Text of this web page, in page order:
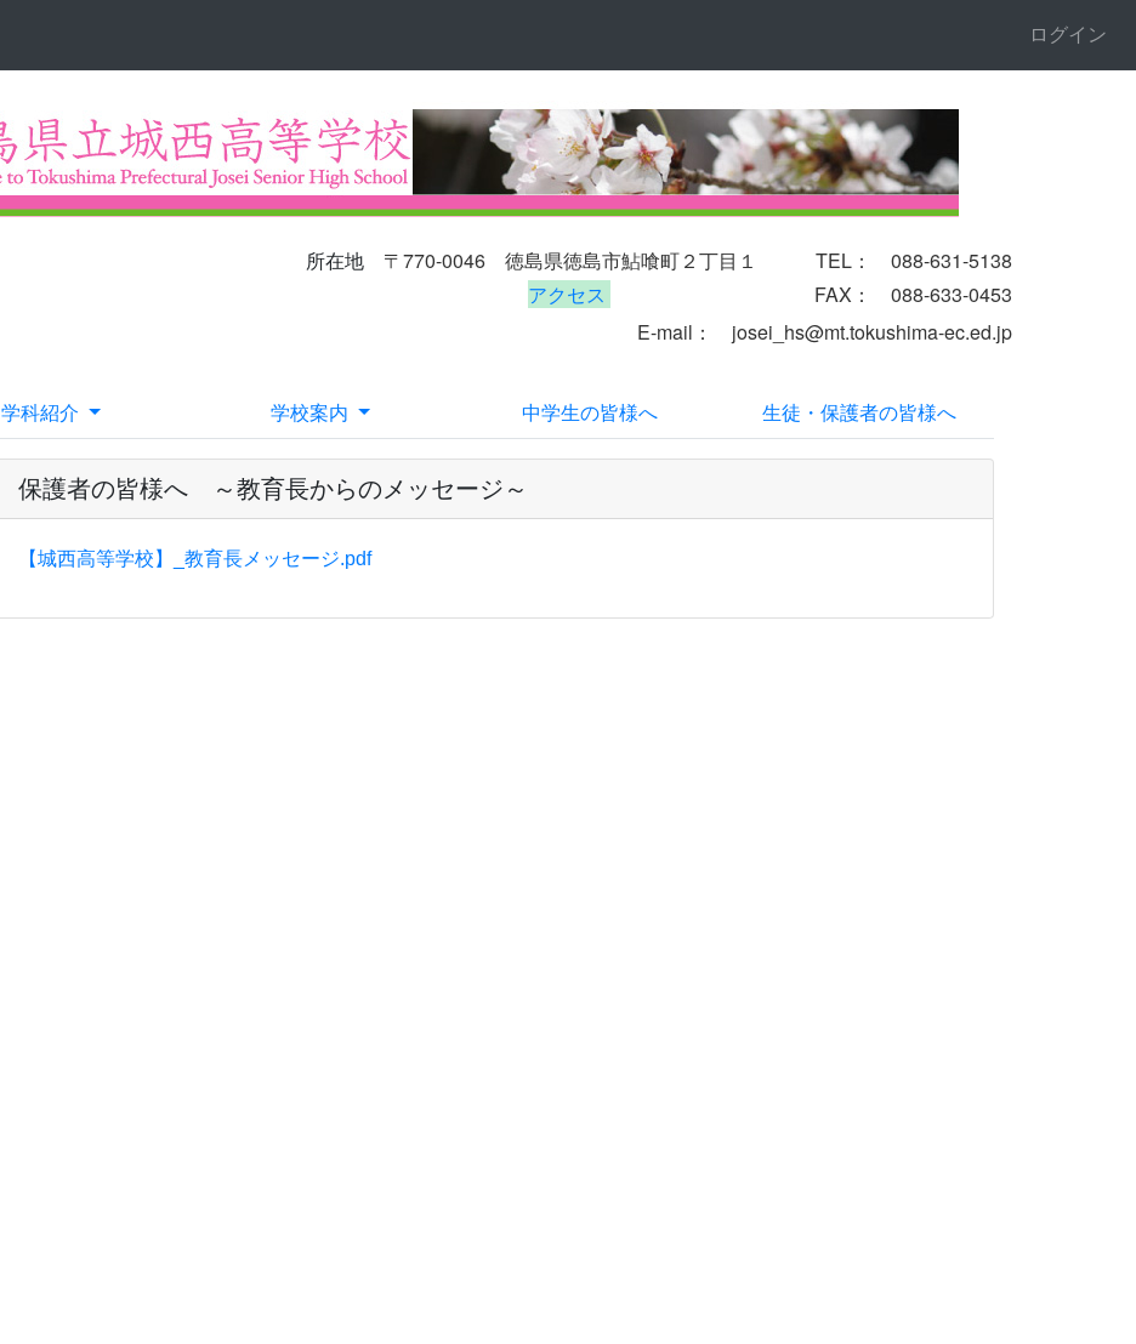
ログイン
所在地 〒770-0046 徳島県徳島市鮎喰町２丁目１ TEL： 088-631-5138
アクセス
FAX： 088-633-0453
E-mail ： josei_hs@mt.tokushima-ec.ed.jp
学科紹介 学校案内 中学生の皆様へ 生徒・保護者の皆様へ
保護者の皆様へ ～教育長からのメッセージ～
【城西高等学校】_教育長メッセージ.pdf